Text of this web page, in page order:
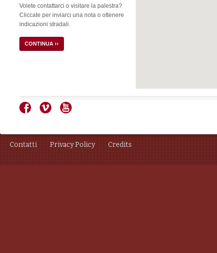
Volete contattarci o visitare la palestra?
Cliccate per inviarci una nota o ottenere
indicazioni stradali.
CONTINUA ››
Contatti Privacy Policy Credits